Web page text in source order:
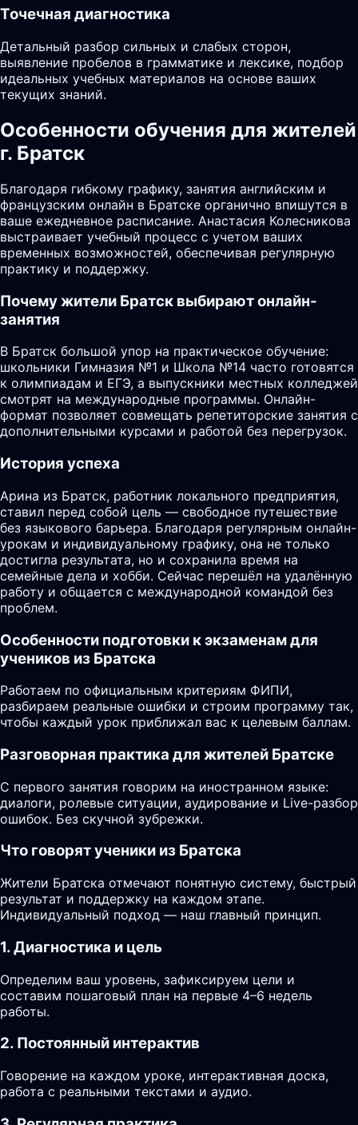
Точечная диагностика
Детальный разбор сильных и слабых сторон,
выявление пробелов в грамматике и лексике, подбор
идеальных учебных материалов на основе ваших
текущих знаний.
Особенности обучения для жителей
г. Братск
Благодаря гибкому графику, занятия английским и
французским онлайн в Братске органично впишутся в
ваше ежедневное расписание. Анастасия Колесникова
выстраивает учебный процесс с учетом ваших
временных возможностей, обеспечивая регулярную
практику и поддержку.
Почему жители Братск выбирают онлайн-
занятия
В Братск большой упор на практическое обучение:
школьники Гимназия №1 и Школа №14 часто готовятся
к олимпиадам и ЕГЭ, а выпускники местных колледжей
смотрят на международные программы. Онлайн-
формат позволяет совмещать репетиторские занятия с
дополнительными курсами и работой без перегрузок.
История успеха
Арина из Братск, работник локального предприятия,
ставил перед собой цель — свободное путешествие
без языкового барьера. Благодаря регулярным онлайн-
урокам и индивидуальному графику, она не только
достигла результата, но и сохранила время на
семейные дела и хобби. Сейчас перешёл на удалённую
работу и общается с международной командой без
проблем.
Особенности подготовки к экзаменам для
учеников из Братска
Работаем по официальным критериям ФИПИ,
разбираем реальные ошибки и строим программу так,
чтобы каждый урок приближал вас к целевым баллам.
Разговорная практика для жителей Братске
С первого занятия говорим на иностранном языке:
диалоги, ролевые ситуации, аудирование и Live-разбор
ошибок. Без скучной зубрежки.
Что говорят ученики из Братска
Жители Братска отмечают понятную систему, быстрый
результат и поддержку на каждом этапе.
Индивидуальный подход — наш главный принцип.
1. Диагностика и цель
Определим ваш уровень, зафиксируем цели и
составим пошаговый план на первые 4–6 недель
работы.
2. Постоянный интерактив
Говорение на каждом уроке, интерактивная доска,
работа с реальными текстами и аудио.